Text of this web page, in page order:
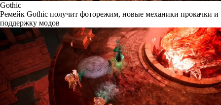
Gothic
Ремейк Gothic получит фоторежим, новые механики прокачки и
поддержку модов